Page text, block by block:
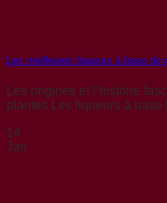
Les meilleures liqueurs à base de
Les origines et l’histoire
plantes Les liqueurs à base
14
Jan